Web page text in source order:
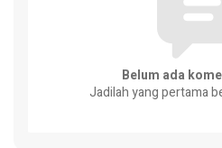
Belum ada
Jadilah yang pertama